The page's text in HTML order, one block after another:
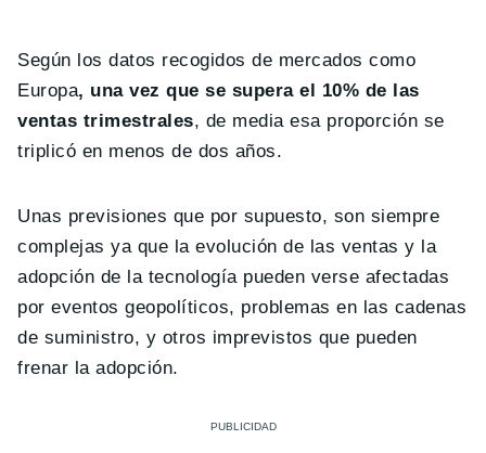
Según los datos recogidos de mercados como
Europa, una vez que se supera el 10% de las
ventas trimestrales, de media esa proporción se
triplicó en menos de dos años.
Unas previsiones que por supuesto, son siempre
complejas ya que la evolución de las ventas y la
adopción de la tecnología pueden verse afectadas
por eventos geopolíticos, problemas en las cadenas
de suministro, y otros imprevistos que pueden
frenar la adopción.